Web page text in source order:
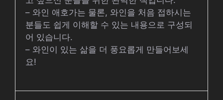
– 와인 애호가는 물론, 와인을 처음 접하시는
분들도 쉽게 이해할 수 있는 내용으로 구성되
어 있습니다.
– 와인이 있는 삶을 더 풍요롭게 만들어보세
요!